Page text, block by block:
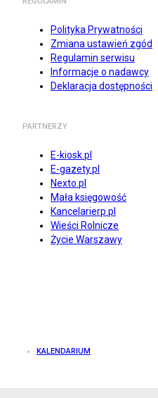
Polityka Prywatności
Zmiana ustawień zgód
Regulamin serwisu
Informacje o nadawcy
Deklaracja dostępności
PARTNERZY
E-kiosk.pl
E-gazety.pl
Nexto.pl
Mała księgowość
Kancelarierp.pl
Wieści Rolnicze
Życie Warszawy
KALENDARIUM